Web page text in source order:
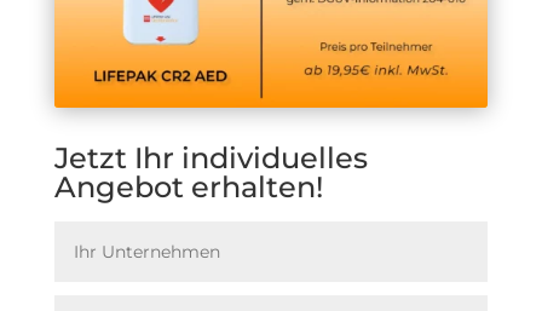
Jetzt Ihr individuelles
Angebot erhalten!